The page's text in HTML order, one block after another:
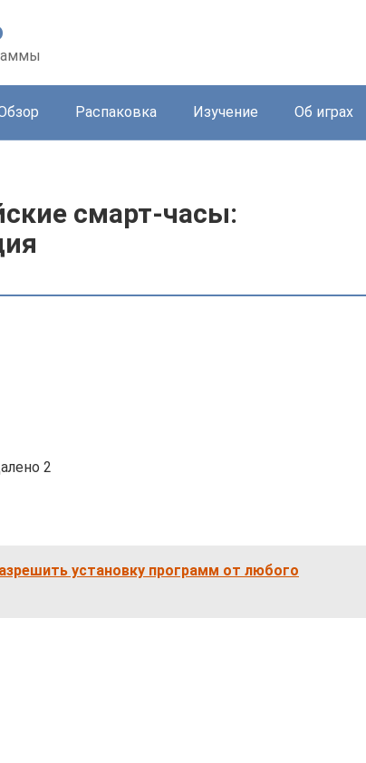
Распаковка Изучение Об играх
смарт-часы:
2
установку программ от любого